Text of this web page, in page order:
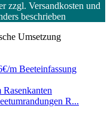
zzgl. Versandkosten und
beschrieben
Umsetzung
m Beeteinfassung
R...